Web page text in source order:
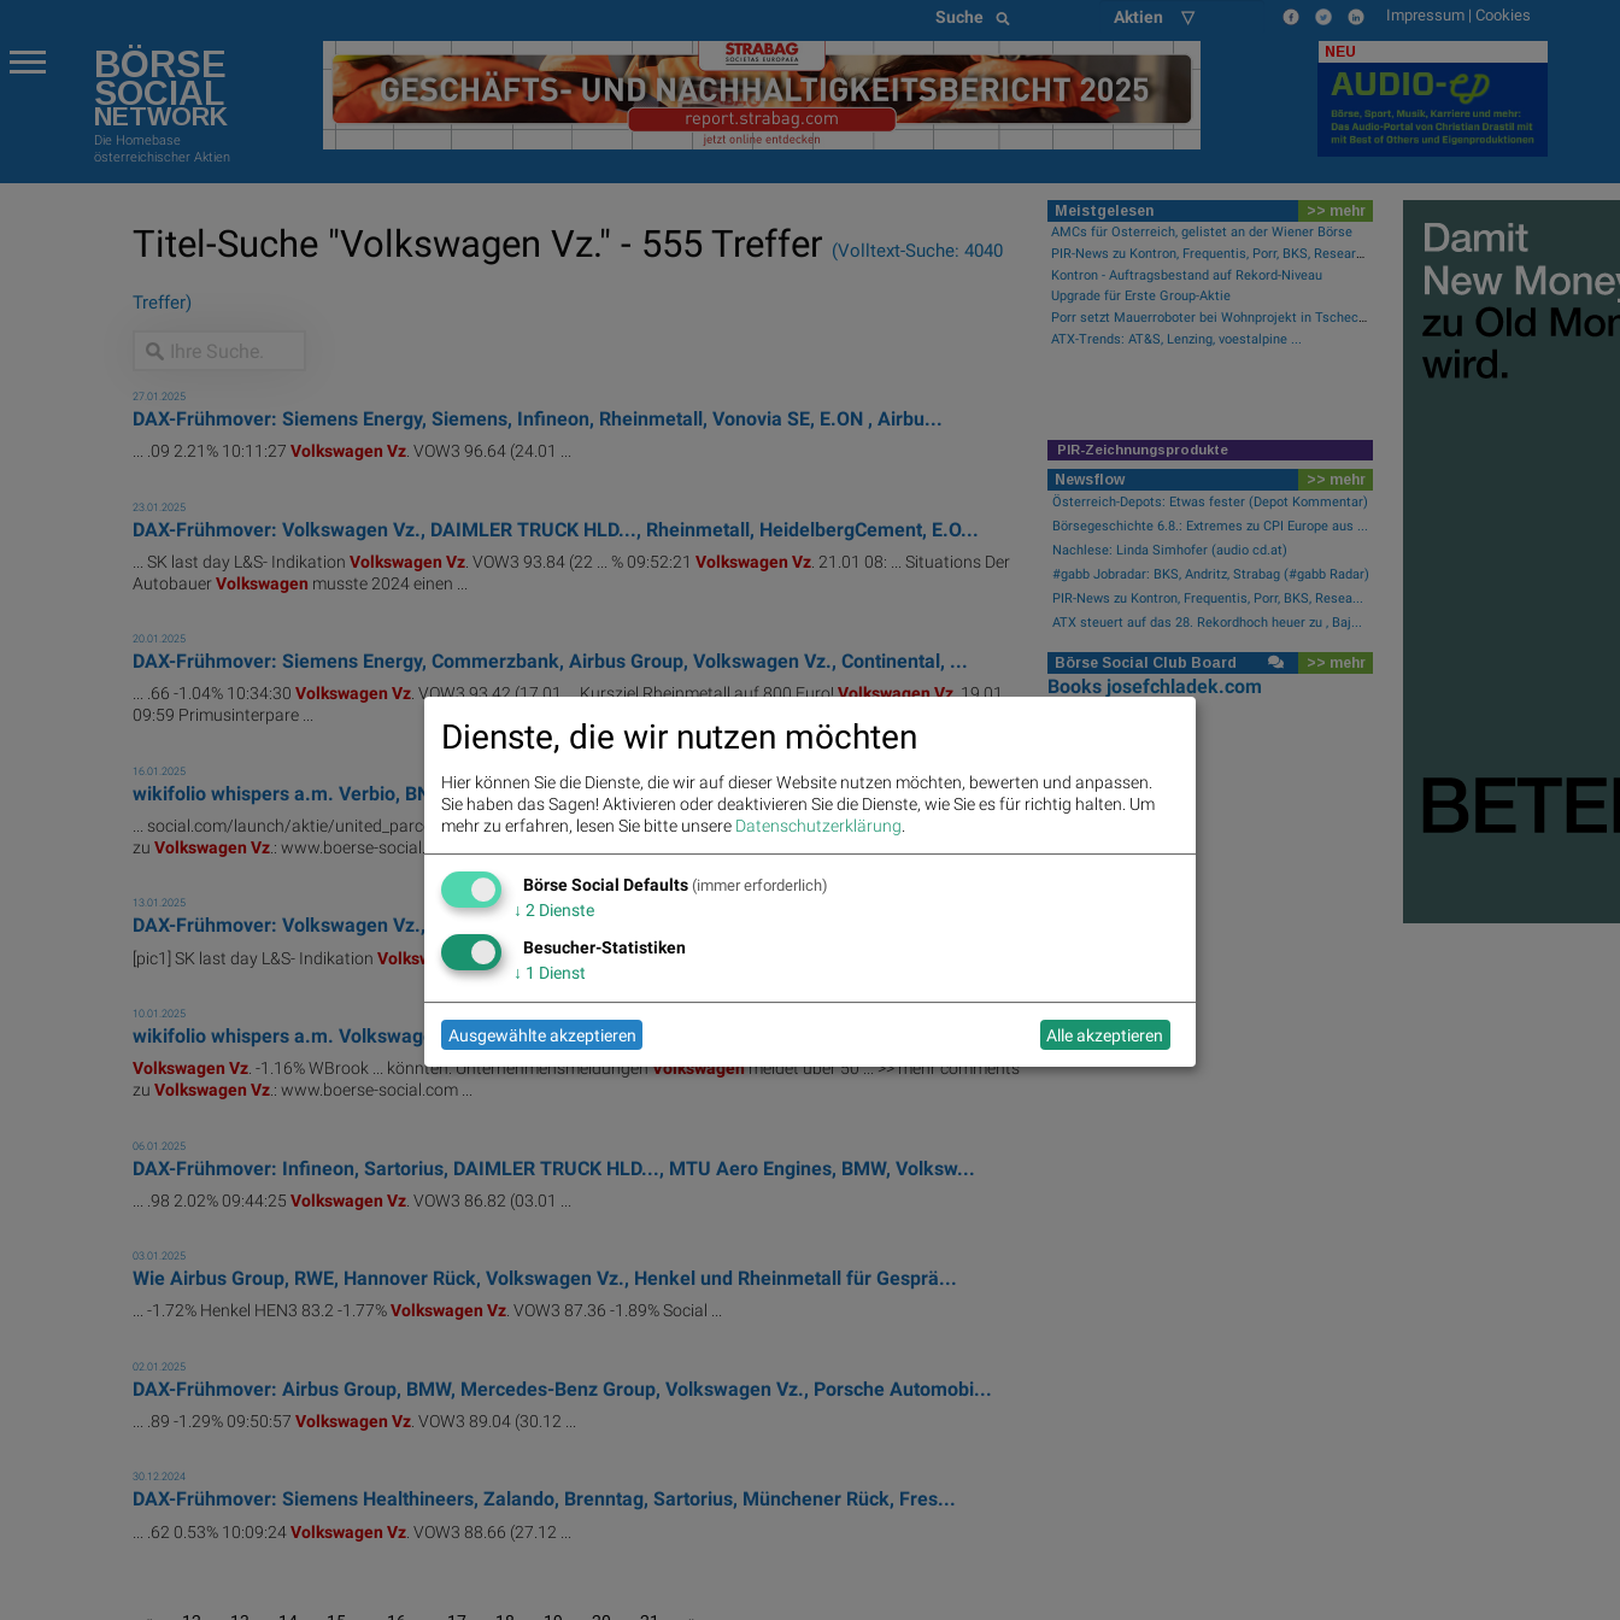
Suche Aktien ▽ Impressum | Cookies
BÖRSE
SOCIAL
NETWORK
Die Homebase
österreichischer Aktien
NEU
Titel-Suche "Volkswagen Vz." - 555 Treffer (Volltext-Suche: 4040
Treffer)
27.01.2025
DAX-Frühmover: Siemens Energy, Siemens, Infineon, Rheinmetall, Vonovia SE, E.ON , Airbu...
... .09 2.21% 10:11:27 Volkswagen Vz. VOW3 96.64 (24.01 ...
23.01.2025
DAX-Frühmover: Volkswagen Vz., DAIMLER TRUCK HLD..., Rheinmetall, HeidelbergCement, E.O...
... SK last day L&S- Indikation Volkswagen Vz. VOW3 93.84 (22 ... % 09:52:21 Volkswagen Vz. 21.01 08: ... Situations Der
AutobauerVolkswagen musste 2024 einen ...
20.01.2025
DAX-Frühmover: Siemens Energy, Commerzbank, Airbus Group, Volkswagen Vz., Continental, ...
... .66 -1.04% 10:34:30 Volkswagen Vz. VOW3 93.42 (17.01 ... Kursziel Rheinmetall auf 800 Euro!VolkswagenVz. 19.01
09:59 Primusinterpare ...
16.01.2025
wikifolio whispers a.m. Verbio, BNP Paribas, Netflix, PayPal, Qualcomm Incorporated, Ba...
... social.com/launch/aktie/united_parcel_serviceVolkswagenVz. 0.55% Primusinterpare (467GF ... ) >> mehr comments
zu Volkswagen Vz.: www.boerse-social.com/ ...
13.01.2025
DAX-Frühmover: Volkswagen Vz., Bayer, Porsche Automobil Holding, Mercedes-Benz Group, M...
[pic1] SK last day L&S- Indikation Volkswagen Vz. VOW3 90.36 (10.01.) ...
10.01.2025
wikifolio whispers a.m. Volkswagen Vz., BASF, Nvidia, Nordex und Acuity Brands
Volkswagen Vz. -1.16% WBrook ... könnten. UnternehmensmeldungenVolkswagenmeldet über 50 ... >> mehr comments
zu Volkswagen Vz.: www.boerse-social.com ...
06.01.2025
DAX-Frühmover: Infineon, Sartorius, DAIMLER TRUCK HLD..., MTU Aero Engines, BMW, Volksw...
... .98 2.02% 09:44:25 Volkswagen Vz. VOW3 86.82 (03.01 ...
03.01.2025
Wie Airbus Group, RWE, Hannover Rück, Volkswagen Vz., Henkel und Rheinmetall für Gesprä...
... -1.72% Henkel HEN3 83.2 -1.77%Volkswagen Vz. VOW3 87.36 -1.89% Social ...
02.01.2025
DAX-Frühmover: Airbus Group, BMW, Mercedes-Benz Group, Volkswagen Vz., Porsche Automobi...
... .89 -1.29% 09:50:57 Volkswagen Vz. VOW3 89.04 (30.12 ...
30.12.2024
DAX-Frühmover: Siemens Healthineers, Zalando, Brenntag, Sartorius, Münchener Rück, Fres...
... .62 0.53% 10:09:24Volkswagen Vz. VOW3 88.66 (27.12 ...
Meistgelesen >> mehr
AMCs für Österreich, gelistet an der Wiener Börse
PIR-News zu Kontron, Frequentis, Porr, BKS, Research zu Erste Group, Verbund (Christine Petzwinkler)
Kontron - Auftragsbestand auf Rekord-Niveau
Upgrade für Erste Group-Aktie
Porr setzt Mauerroboter bei Wohnprojekt in Tschechien ein
ATX-Trends: AT&S, Lenzing, voestalpine ...
PIR-Zeichnungsprodukte
Newsflow >> mehr
Österreich-Depots: Etwas fester (Depot Kommentar)
Börsegeschichte 6.8.: Extremes zu CPI Europe aus ...
Nachlese: Linda Simhofer (audio cd.at)
#gabb Jobradar: BKS, Andritz, Strabag (#gabb Radar)
PIR-News zu Kontron, Frequentis, Porr, BKS, Resea...
ATX steuert auf das 28. Rekordhoch heuer zu , Baj...
Börse Social Club Board >> mehr
Books josefchladek.com
Dienste, die wir nutzen möchten
Hier können Sie die Dienste, die wir auf dieser Website nutzen möchten, bewerten und anpassen.
Sie haben das Sagen! Aktivieren oder deaktivieren Sie die Dienste, wie Sie es für richtig halten. Um
mehr zu erfahren, lesen Sie bitte unsere Datenschutzerklärung.
Börse Social Defaults (immer erforderlich)
↓ 2 Dienste
Besucher-Statistiken
↓ 1 Dienst
Ausgewählte akzeptieren Alle akzeptieren